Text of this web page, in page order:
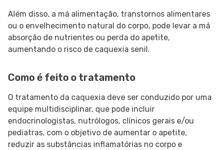
Além disso, a má alimentação, transtornos alimentares
ou o envelhecimento natural do corpo, pode levar a má
absorção de nutrientes ou perda do apetite,
aumentando o risco de caquexia senil.
Como é feito o tratamento
O tratamento da caquexia deve ser conduzido por uma
equipe multidisciplinar, que pode incluir
endocrinologistas, nutrólogos, clínicos gerais e/ou
pediatras, com o objetivo de aumentar o apetite,
reduzir as substâncias inflamatórias no corpo e